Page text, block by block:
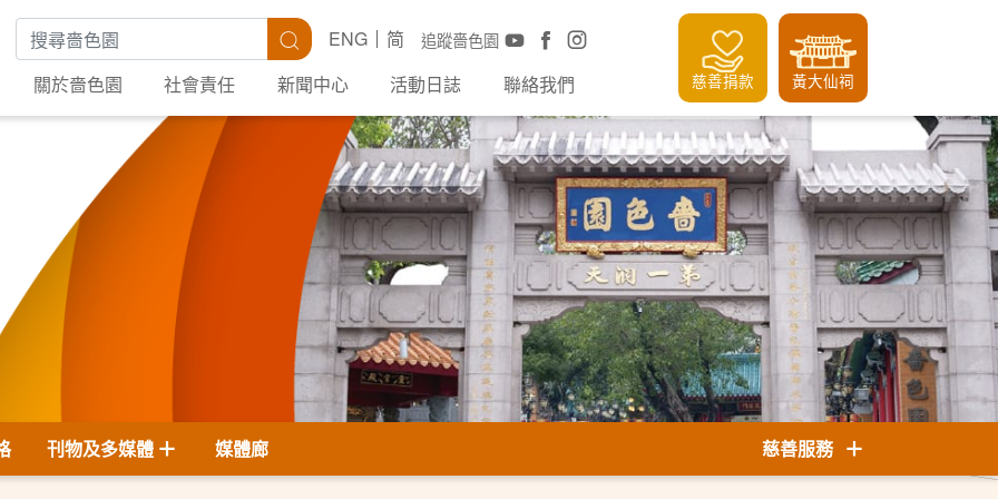
搜尋關鍵字 搜尋 追蹤嗇色園
ENG
简
關於嗇色園
社會責任 新聞中心 活動日誌 聯絡我們 慈善捐款 黃大仙祠
刊物及多媒體 媒體廊 慈善服務